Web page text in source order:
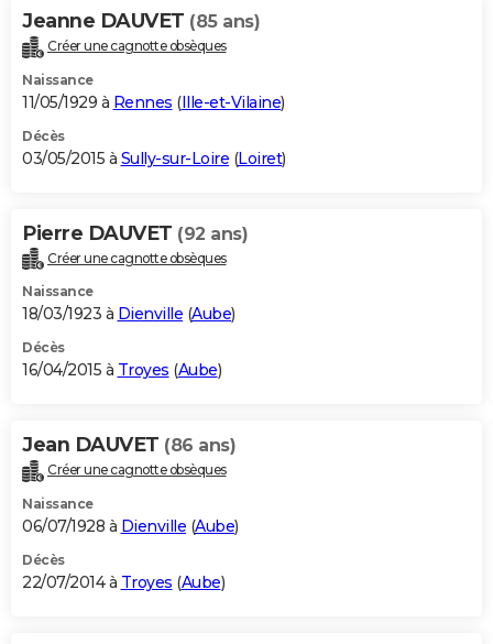
Jeanne DAUVET (85 ans)
Créer une cagnotte obsèques
Naissance
11/05/1929 à Rennes (Ille-et-Vilaine)
Décès
03/05/2015 à Sully-sur-Loire (Loiret)
Pierre DAUVET (92 ans)
Créer une cagnotte obsèques
Naissance
18/03/1923 à Dienville (Aube)
Décès
16/04/2015 à Troyes (Aube)
Jean DAUVET (86 ans)
Créer une cagnotte obsèques
Naissance
06/07/1928 à Dienville (Aube)
Décès
22/07/2014 à Troyes (Aube)